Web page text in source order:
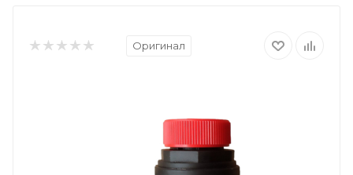
Оригинал